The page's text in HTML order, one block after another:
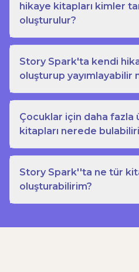
hikaye kitapları kimler
oluşturulur?
Story Spark'ta kendi
oluşturup yayımlayabilir
Çocuklar için daha fazla
kitapları nerede
Story Spark''ta ne tür
oluşturabilirim?